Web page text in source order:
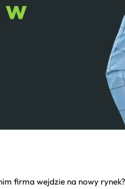
firma wejdzie na nowy rynek?